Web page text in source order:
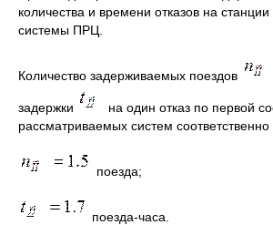
количества и времени отказов на
системы ПРЦ.
Количество задерживаемых поездов
задержки
на один отказ по первой
рассматриваемых систем
поезда;
поезда-часа.